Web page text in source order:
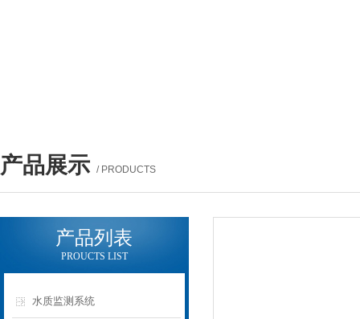
产品展示 / PRODUCTS
产品列表
PROUCTS LIST
水质监测系统